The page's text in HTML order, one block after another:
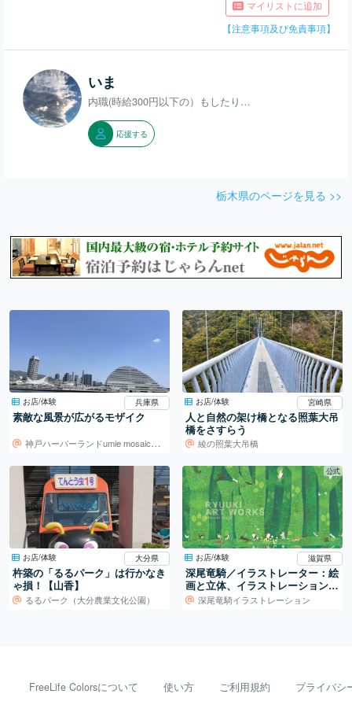
マイリストに追加
【注意事項及び免責事項】
いま
内職(時給300円以下の）もしたり…
応援する
栃木県のページを見る >>
お店/体験 兵庫県
素敵な風景が広がるモザイク
神戸ハーバーランドumie mosaic（モザイク）
お店/体験 宮崎県
人と自然の架け橋となる照葉大吊
橋をさすらう
綾の照葉大吊橋
お店/体験 大分県
杵築の「るるパーク」は行かなき
ゃ損！【山香】
るるパーク（大分農業文化公園）
公式
お店/体験 滋賀県
深尾竜騎／イラストレーター：絵
画と立体、イラストレーションの
世界深尾竜騎イラストレーション
FreeLife Colorsについて 使い方 ご利用規約 プライバシ